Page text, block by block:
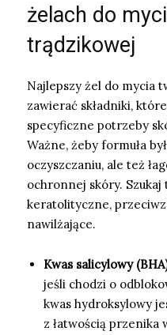
żelach do
trądzikowej
Najlepszy żel do mycia
zawierać składniki,
specyficzne potrzeby
Ważne, żeby formuła
oczyszczaniu, ale też
ochronnej skóry. Szukaj
keratolityczne,
nawilżające.
Kwas salicylowy
jeśli chodzi o
kwas hydroksylowy
z łatwością przenika